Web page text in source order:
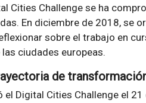
Cities Challenge se ha
En diciembre de 2018, se
sobre el trabajo en
ciudades europeas.
de
el Digital Cities Challenge el